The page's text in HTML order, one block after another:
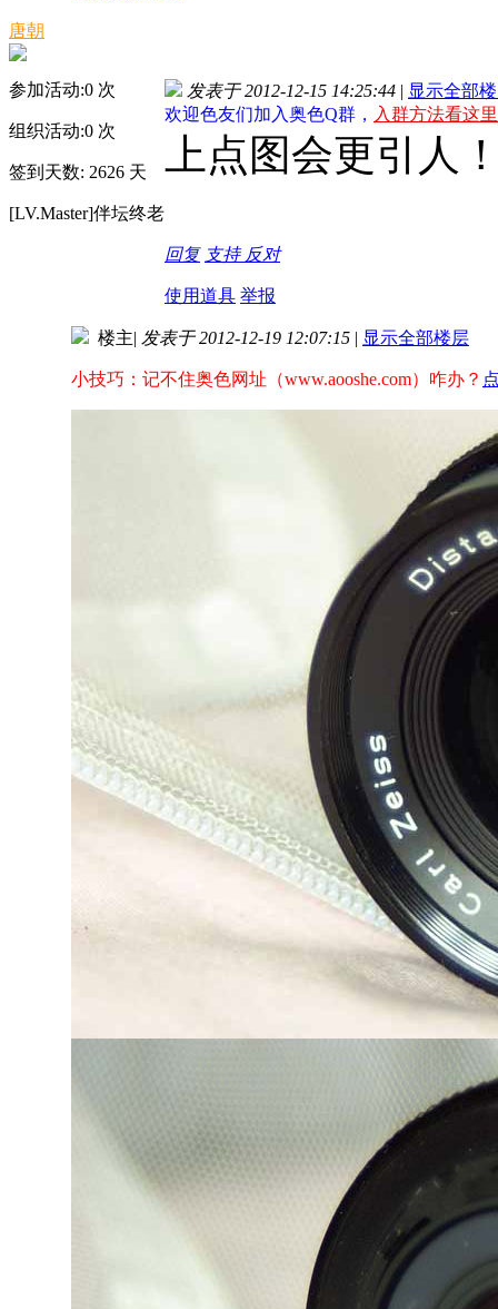
唐朝
参加活动:0 次
组织活动:0 次
签到天数: 2626 天
[LV.Master]伴坛终老
发表于 2012-12-15 14:25:44 | 显示全部
欢迎色友们加入奥色Q群， 入群方法看这
上点图会更引人
回复 支持 反对
使用道具 举报
楼主| 发表于 2012-12-19 12:07:15 | 显示全部楼层
小技巧：记不住奥色网址（www.aooshe.com）咋办？